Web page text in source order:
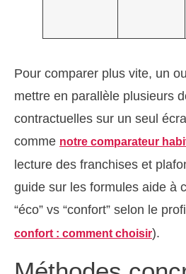
Pour comparer plus vite, un
mettre en parallèle plusieurs
contractuelles sur un seul
comme notre comparateur
lecture des franchises et
guide sur les formules aide à
“éco” vs “confort” selon le
confort : comment choisir).